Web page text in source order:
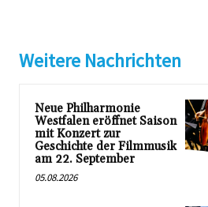
Weitere Nachrichten
Neue Philharmonie
Westfalen eröffnet Saison
mit Konzert zur
Geschichte der Filmmusik
am 22. September
05.08.2026